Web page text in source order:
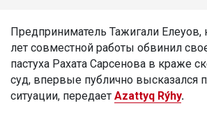
Предприниматель Тажигали Елеуов,
лет совместной работы обвинил
пастуха Рахата Сарсенова в краже
суд, впервые публично высказался
ситуации, передает Azattyq Rýhy.